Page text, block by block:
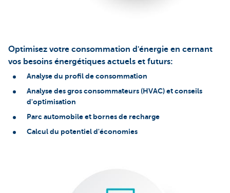
Optimisez votre consommation d'énergie en cernant
vos besoins énergétiques actuels et futurs:
Analyse du profil de consommation
Analyse des gros consommateurs (HVAC) et conseils
d'optimisation
Parc automobile et bornes de recharge
Calcul du potentiel d'économies